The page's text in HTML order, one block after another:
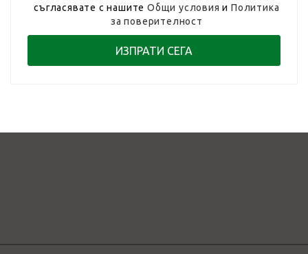
съгласявате с нашитеОбщи условия иПолитика
за поверителност